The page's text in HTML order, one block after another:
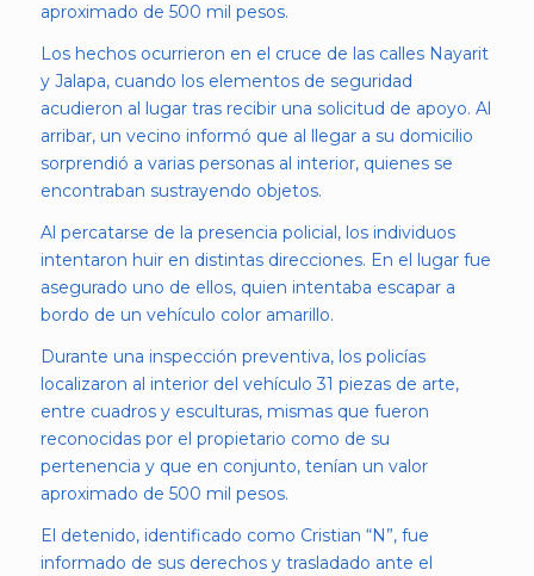
aproximado de 500 mil pesos.
Los hechos ocurrieron en el cruce de las calles Nayarit
y Jalapa, cuando los elementos de seguridad
acudieron al lugar tras recibir una solicitud de apoyo. Al
arribar, un vecino informó que al llegar a su domicilio
sorprendió a varias personas al interior, quienes se
encontraban sustrayendo objetos.
Al percatarse de la presencia policial, los individuos
intentaron huir en distintas direcciones. En el lugar fue
asegurado uno de ellos, quien intentaba escapar a
bordo de un vehículo color amarillo.
Durante una inspección preventiva, los policías
localizaron al interior del vehículo 31 piezas de arte,
entre cuadros y esculturas, mismas que fueron
reconocidas por el propietario como de su
pertenencia y que en conjunto, tenían un valor
aproximado de 500 mil pesos.
El detenido, identificado como Cristian “N”, fue
informado de sus derechos y trasladado ante el